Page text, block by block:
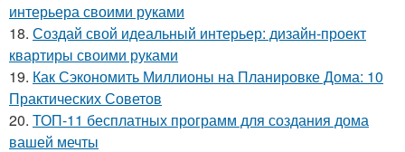
интерьера своими руками
18. Создай свой идеальный интерьер: дизайн-проект
квартиры своими руками
19. Как Сэкономить Миллионы на Планировке Дома: 10
Практических Советов
20. ТОП-11 бесплатных программ для создания дома
вашей мечты